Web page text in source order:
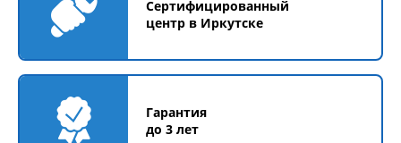
Сертифицированный
центр в Иркутске
Гарантия
до 3 лет